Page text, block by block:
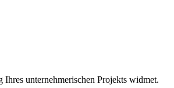
unternehmerischen Projekts widmet.